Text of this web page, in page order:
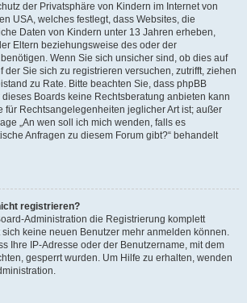
der Privatsphäre von Kindern im Internet von
USA, welches festlegt, dass Websites, die
Daten von Kindern unter 13 Jahren erheben,
Eltern beziehungsweise des oder der
Wenn Sie sich unsicher sind, ob dies auf
der Sie sich zu registrieren versuchen, zutrifft, ziehen
zu Rate. Bitte beachten Sie, dass phpBB
Boards keine Rechtsberatung anbieten kann
für Rechtsangelegenheiten jeglicher Art ist; außer
„An wen soll ich mich wenden, falls es
Anfragen zu diesem Forum gibt?“ behandelt
registrieren?
Administration die Registrierung komplett
keine neuen Benutzer mehr anmelden können.
Ihre IP-Adresse oder der Benutzername, mit dem
gesperrt wurden. Um Hilfe zu erhalten, wenden